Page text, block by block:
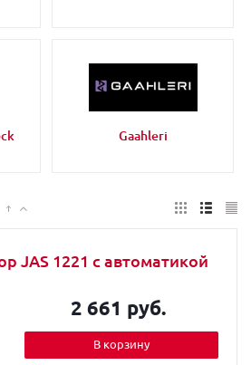
Gaahleri
JAS 1221 с автоматикой
2 661 руб.
В корзину